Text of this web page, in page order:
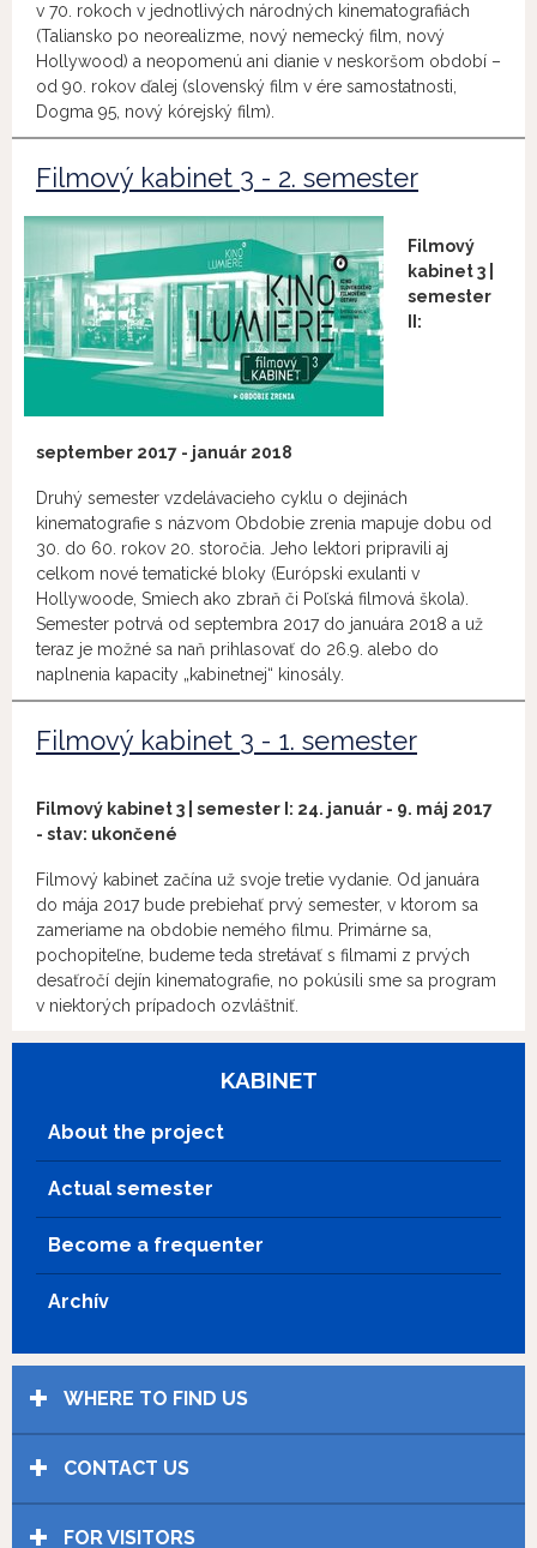
v 70. rokoch v jednotlivých národných kinematografiách
(Taliansko po neorealizme, nový nemecký film, nový
Hollywood) a neopomenú ani dianie v neskoršom období –
od 90. rokov ďalej (slovenský film v ére samostatnosti,
Dogma 95, nový kórejský film).
Filmový kabinet 3 - 2. semester
Filmový
kabinet 3 |
semester
II:
september 2017 - január 2018
Druhý semester vzdelávacieho cyklu o dejinách
kinematografie s názvom Obdobie zrenia mapuje dobu od
30. do 60. rokov 20. storočia. Jeho lektori pripravili aj
celkom nové tematické bloky (Európski exulanti v
Hollywoode, Smiech ako zbraň či Poľská filmová škola).
Semester potrvá od septembra 2017 do januára 2018 a už
teraz je možné sa naň prihlasovať do 26.9. alebo do
naplnenia kapacity „kabinetnej“ kinosály.
Filmový kabinet 3 - 1. semester
Filmový kabinet 3 | semester I: 24. január - 9. máj 2017
- stav: ukončené
Filmový kabinet začína už svoje tretie vydanie. Od januára
do mája 2017 bude prebiehať prvý semester, v ktorom sa
zameriame na obdobie nemého filmu. Primárne sa,
pochopiteľne, budeme teda stretávať s filmami z prvých
desaťročí dejín kinematografie, no pokúsili sme sa program
v niektorých prípadoch ozvláštniť.
KABINET
About the project
Actual semester
Become a frequenter
Archív
WHERE TO FIND US
CONTACT US
FOR VISITORS